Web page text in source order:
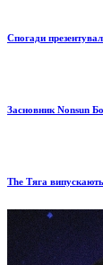
Спогади
Засновник Nonsun
The Тяга